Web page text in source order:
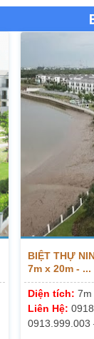
BIỆT THỰ
7m x 20m - ...
Diện tích:7m
Liên Hệ:
0913.999.003